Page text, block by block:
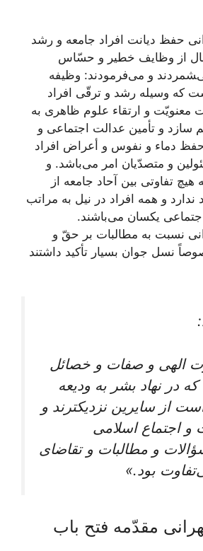
حفظ ديانت افراد جامعه و رشد
از وظايف خطير و حسّاس
و می‌فرمودند: وظيفه
كه وسيله رشد و ترقّى افراد
معنويّت و ارتقاء علوم ظاهرى به
سازد و تأمين عدالت اجتماعى و
دماء و نفوس و أعراض افراد
و متصدّيان امر می‌‏باشد. و
تفاوتى بين آحاد جامعه از
و همه افراد در نيل به مراتب
يكسان می‌‏باشند.
نسبت به مطالبات بر حقّ و
نسل جوان بسيار تأكيد داشتند
الهى و صفات و خصائل
در نهاد بشر به وديعه
از سايرين نزديک‏ترند و
اجتماع اسلامى
و مطالبات و تقاضاى
بود.»
مقدّمه فتح باب